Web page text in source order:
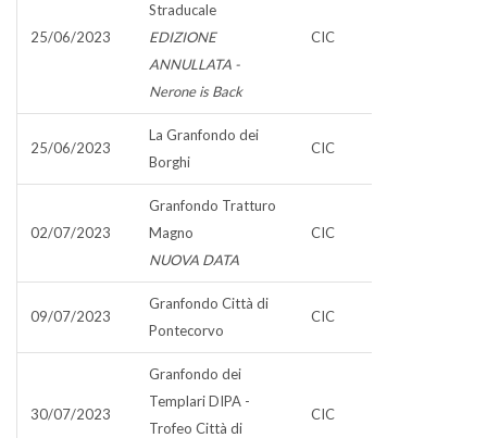
25/06/2023
Straducale
EDIZIONE
ANNULLATA -
Nerone is Back
CIC
25/06/2023
La Granfondo dei
Borghi
CIC
02/07/2023
Granfondo Tratturo
Magno
NUOVA DATA
CIC
09/07/2023
Granfondo Città di
Pontecorvo
CIC
30/07/2023
Granfondo dei
Templari DIPA -
Trofeo Città di
CIC